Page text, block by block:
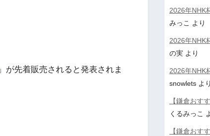
」が先着販売されると発表されま
2026年NHK
みっこ より
2026年NHK
の実 より
2026年NHK
snowlets より
【鎌倉おす
くるみっこ
【鎌倉おす